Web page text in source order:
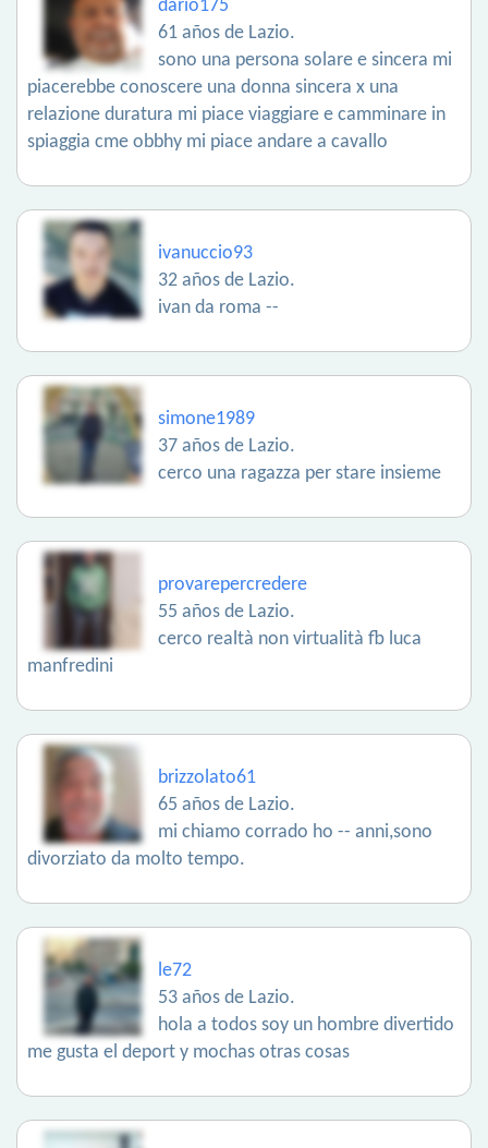
dario175
61 años de Lazio.
sono una persona solare e sincera mi
piacerebbe conoscere una donna sincera x una
relazione duratura mi piace viaggiare e camminare in
spiaggia cme obbhy mi piace andare a cavallo
ivanuccio93
32 años de Lazio.
ivan da roma --
simone1989
37 años de Lazio.
cerco una ragazza per stare insieme
provarepercredere
55 años de Lazio.
cerco realtà non virtualità fb luca
manfredini
brizzolato61
65 años de Lazio.
mi chiamo corrado ho -- anni,sono
divorziato da molto tempo.
le72
53 años de Lazio.
hola a todos soy un hombre divertido
me gusta el deport y mochas otras cosas